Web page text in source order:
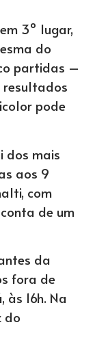
3º lugar,
do
partidas –
resultados
pode
dos mais
aos 9
com
de um
da
fora de
16h. Na
do